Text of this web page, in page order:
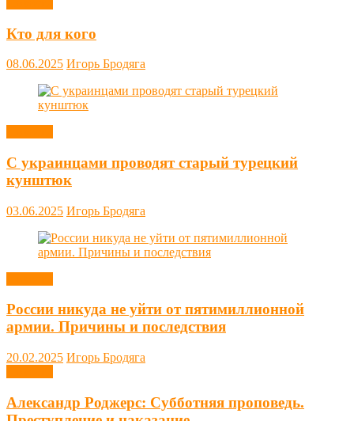
Кто для кого
08.06.2025 Игорь Бродяга
С украинцами проводят старый турецкий
кунштюк
03.06.2025 Игорь Бродяга
России никуда не уйти от пятимиллионной
армии. Причины и последствия
20.02.2025 Игорь Бродяга
Александр Роджерс: Субботняя проповедь.